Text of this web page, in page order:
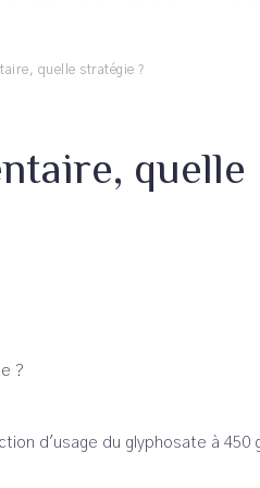
quelle stratégie ?
quelle
?
d'usage du glyphosate à 450